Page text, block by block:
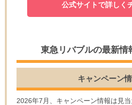
公式サイトで詳しく
東急リバブルの最新情
キャンペーン
2026年7月、キャンペーン情報は見当